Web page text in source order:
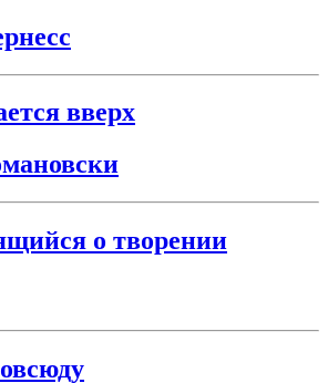
вверх
о творении